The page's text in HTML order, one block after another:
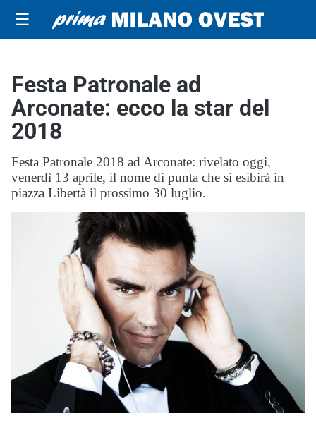
☰
Festa Patronale ad
Arconate: ecco la star del
2018
Festa Patronale 2018 ad Arconate: rivelato oggi,
venerdì 13 aprile, il nome di punta che si esibirà in
piazza Libertà il prossimo 30 luglio.